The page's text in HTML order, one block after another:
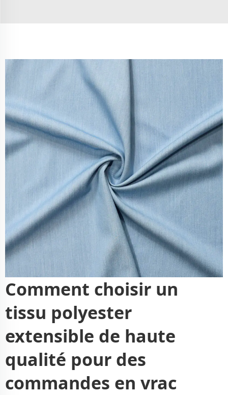
Comment choisir un
tissu polyester
extensible de haute
qualité pour des
commandes en vrac